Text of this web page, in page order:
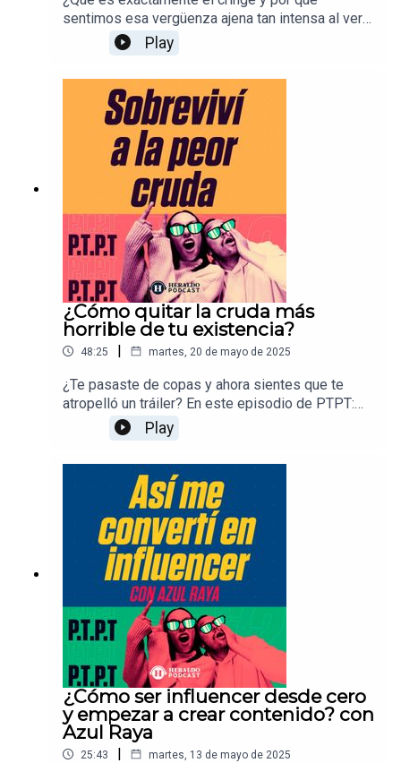
sentimos esa vergüenza ajena tan intensa al ver
ciertos videos, personas o incluso recordarnos a
nosotros mismos? En este episodio de PTPT:
origen del término, los comportamientos más
comunes que se consideran "cringe" hoy en día, y
por qué nos hacen encoger los hombros de
incomodidad.
Play
¿Cómo quitar la cruda más
horrible de tu existencia?
48:25 | martes, 20 de mayo de 2025
¿Te pasaste de copas y ahora sientes que te
atropelló un tráiler? En este episodio de PTPT:
Preguntas Tontas Para Todos, te contamos cómo
sobrevivir a la peor cruda de tu vida: desde
¿Te imaginabas que la manzana puede ser la
solución a tus crudas?
Play
¿Cómo ser influencer desde cero
y empezar a crear contenido? con
Azul Raya
25:43 | martes, 13 de mayo de 2025